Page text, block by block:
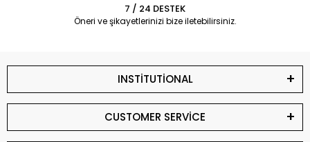
7 / 24 DESTEK
Öneri ve şikayetlerinizi bize iletebilirsiniz.
INSTİTUTİONAL
CUSTOMER SERVİCE